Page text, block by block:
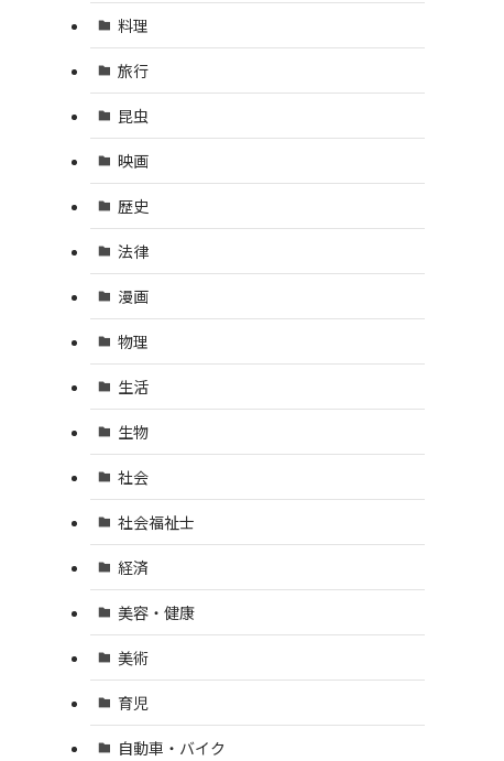
料理
旅行
昆虫
映画
歴史
法律
漫画
物理
生活
生物
社会
社会福祉士
経済
美容・健康
美術
育児
自動車・バイク